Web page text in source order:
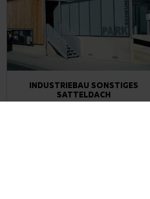
INDUSTRIEBAU SONSTIGES
SATTELDACH